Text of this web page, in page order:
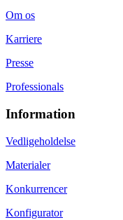
Om os
Karriere
Presse
Professionals
Information
Vedligeholdelse
Materialer
Konkurrencer
Konfigurator